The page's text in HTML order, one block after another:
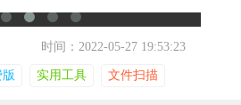
时间：2022-05-27 19:53:23
实用工具 文件扫描